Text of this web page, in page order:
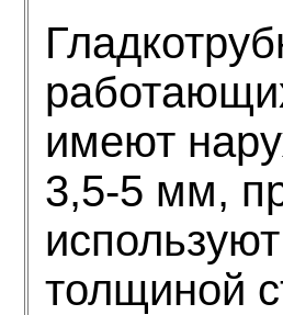
имеют
3,5-5 мм,
толщиной